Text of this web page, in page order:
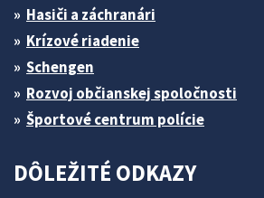
Hasiči a záchranári
Krízové riadenie
Schengen
Rozvoj občianskej spoločnosti
Športové centrum polície
DÔLEŽITÉ ODKAZY